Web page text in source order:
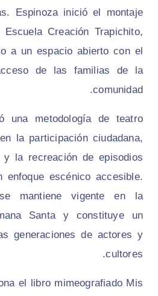
Espinoza inició el montaje
Creación Trapichito,
a un espacio abierto con el
de las familias de la
comunidad.
una metodología de teatro
la participación ciudadana,
la recreación de episodios
enfoque escénico accesible.
mantiene vigente en la
Santa y constituye un
generaciones de actores y
cultores.
el libro mimeografiado Mis